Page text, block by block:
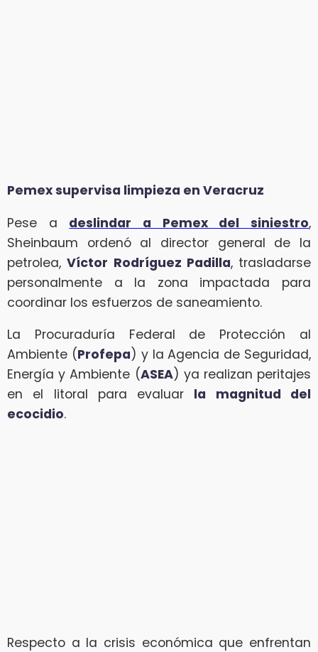
Pemex supervisa limpieza en Veracruz
Pese a deslindar a Pemex del siniestro,
Sheinbaum ordenó al director general de la
petrolea,Víctor Rodríguez Padilla, trasladarse
personalmente a la zona impactada para
coordinar los esfuerzos de saneamiento.
La Procuraduría Federal de Protección al
Ambiente (Profepa) y la Agencia de Seguridad,
Energía y Ambiente (ASEA) ya realizan peritajes
en el litoral para evaluar la magnitud del
ecocidio.
Respecto a la crisis económica que enfrentan